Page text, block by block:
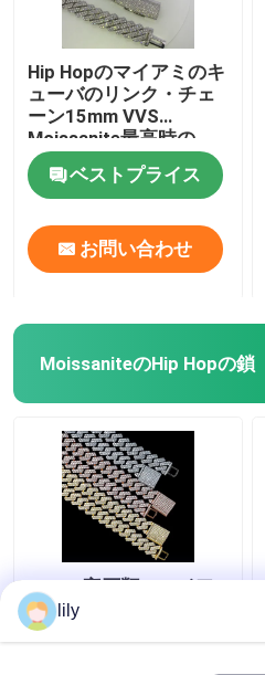
Hip Hopのマイアミのキ
ューバのリンク・チェ
ーン15mm VVS
Moissanite最高時の
Silveキューバ リンク ネ
ックレスベストプライス
お問い合わせ
MoissaniteのHip Hopの鎖
GRAの宝石類のマイア
ミMoissaniteのHip Hop
の鎖はダイヤモンド テ
lily